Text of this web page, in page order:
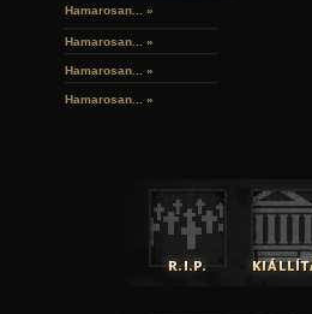
Hamarosan... »
Hamarosan... »
Hamarosan... »
Hamarosan... »